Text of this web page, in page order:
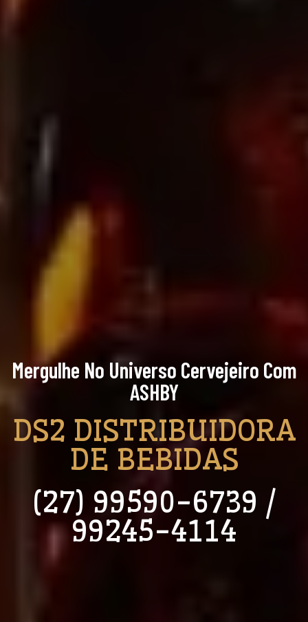
Mergulhe No Universo Cervejeiro Com
ASHBY
DS2 DISTRIBUIDORA
DE BEBIDAS
(27) 99590-6739 /
99245-4114